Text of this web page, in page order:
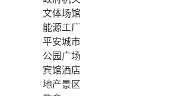
文体场馆
能源工厂
平安城市
公园广场
宾馆酒店
地产景区